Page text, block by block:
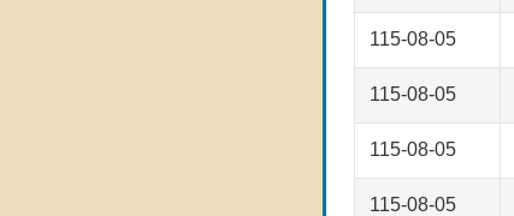
115-08-05
115-08-05
115-08-05
115-08-05